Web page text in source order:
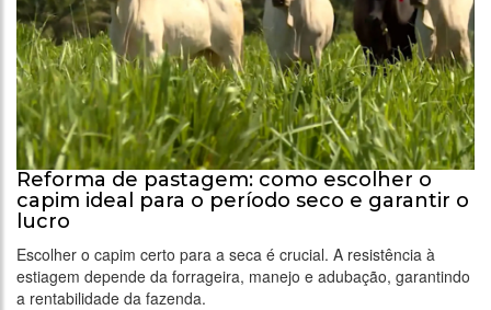
Reforma de pastagem: como escolher o
capim ideal para o período seco e garantir o
lucro
Escolher o capim certo para a seca é crucial. A resistência à
estiagem depende da forrageira, manejo e adubação, garantindo
a rentabilidade da fazenda.